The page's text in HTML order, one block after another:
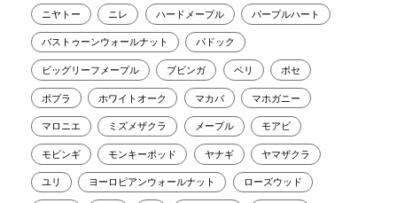
ニヤトー ニレ ハードメープル パープルハート
バストゥーンウォールナット パドック
ビッグリーフメープル ブビンガ ベリ ボセ
ポプラ ホワイトオーク マカバ マホガニー
マロニエ ミズメザクラ メープル モアビ
モビンギ モンキーポッド ヤナギ ヤマザクラ
ユリ ヨーロピアンウォールナット ローズウッド